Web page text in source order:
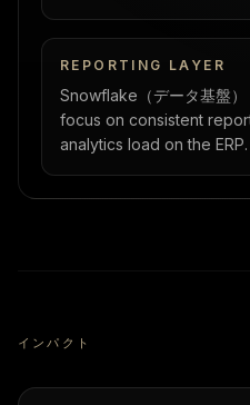
REPORTING LAYER
Snowflake（データ基盤）
focus on consistent
analytics load on the ERP.
インパクト